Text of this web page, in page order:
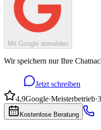
Mit Google anmelden
Wir speichern nur Ihre
Jetzt schreiben
4,9Google·Meisterbetrieb·
Kostenlose Beratung